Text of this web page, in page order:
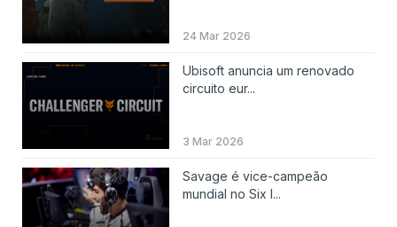
24 Mar 2026
Ubisoft anuncia um renovado
circuito eur...
3 Mar 2026
Savage é vice-campeão
mundial no Six I...